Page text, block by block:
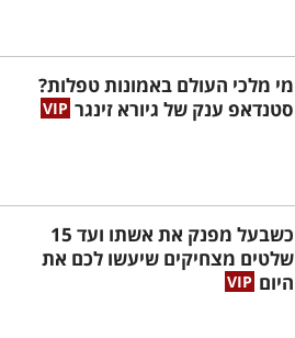
מי מלכי העולם באמונות טפלות?
סטנדאפ ענק של גיורא זינגר
כשבעל מפנק את אשתו ועד 15
שלטים מצחיקים שיעשו לכם את
היום